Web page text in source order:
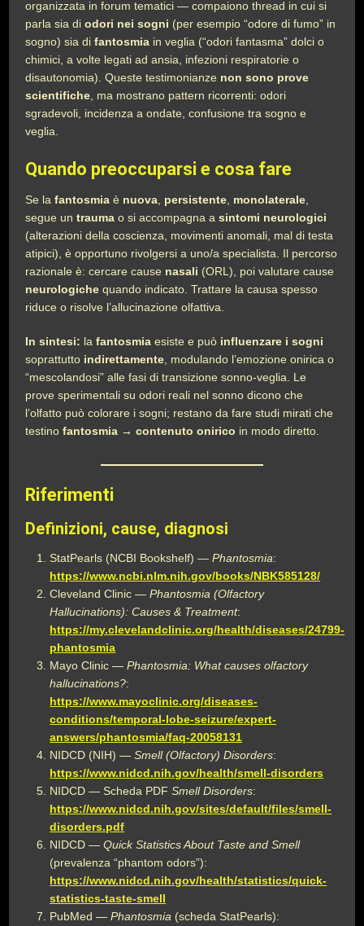
organizzata in forum tematici — compaiono thread in cui si
parla sia diodori nei sogni (per esempio “odore di fumo” in
sogno) sia difantosmia in veglia (“odori fantasma” dolci o
chimici, a volte legati ad ansia, infezioni respiratorie o
disautonomia). Queste testimonianze non sono prove
scientifiche , ma mostrano pattern ricorrenti: odori
sgradevoli, incidenza a ondate, confusione tra sogno e
veglia.
Quando preoccuparsi e cosa fare
Se lafantosmia è nuova persistente monolaterale
segue untrauma o si accompagna asintomi neurologici
(alterazioni della coscienza, movimenti anomali, mal di testa
atipici), è opportuno rivolgersi a uno/a specialista. Il percorso
razionale è: cercare cause nasali (ORL), poi valutare cause
neurologiche quando indicato. Trattare la causa spesso
riduce o risolve l’allucinazione olfattiva.
In sintesi: lafantosmia esiste e può influenzare i sogni
soprattutto indirettamente , modulando l’emozione onirica o
“mescolandosi” alle fasi di transizione sonno-veglia. Le
prove sperimentali su odori reali nel sonno dicono che
l’olfatto può colorare i sogni; restano da fare studi mirati che
testinofantosmia → contenuto onirico in modo diretto.
Riferimenti
Definizioni, cause, diagnosi
StatPearls (NCBI Bookshelf) —Phantosmia:
https://www.ncbi.nlm.nih.gov/books/NBK585128/
Cleveland Clinic —Phantosmia (Olfactory
Hallucinations): Causes & Treatment:
https://my.clevelandclinic.org/health/diseases/24799-
phantosmia
Mayo Clinic —Phantosmia: What causes olfactory
hallucinations?:
https://www.mayoclinic.org/diseases-
conditions/temporal-lobe-seizure/expert-
answers/phantosmia/faq-20058131
NIDCD (NIH) —Smell (Olfactory) Disorders:
https://www.nidcd.nih.gov/health/smell-disorders
NIDCD — Scheda PDFSmell Disorders:
https://www.nidcd.nih.gov/sites/default/files/smell-
disorders.pdf
NIDCD —Quick Statistics About Taste and Smell
(prevalenza “phantom odors”):
https://www.nidcd.nih.gov/health/statistics/quick-
statistics-taste-smell
PubMed —Phantosmia (scheda StatPearls):